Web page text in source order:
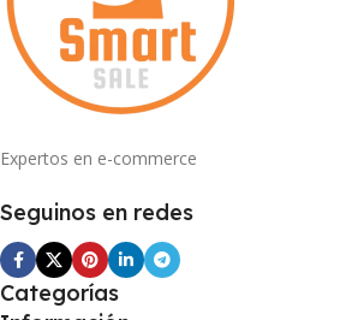
Expertos en e-commerce
Seguinos en redes
Categorías